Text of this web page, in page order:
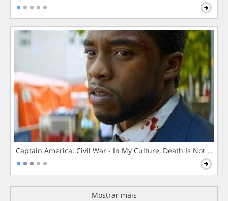
Captain America: Civil War - In My Culture, Death Is Not The
Mostrar mais